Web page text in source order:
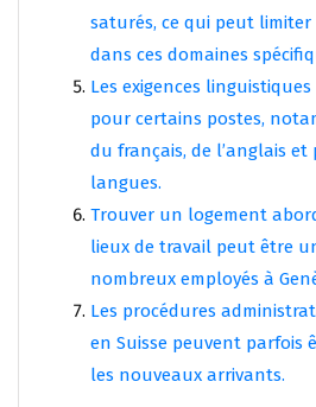
saturés, ce qui peut
dans ces domaines
Les exigences
pour certains postes,
du français, de l’anglais et
langues.
Trouver un logement
lieux de travail peut être
nombreux employés à
Les procédures
en Suisse peuvent parfois
les nouveaux arrivants.